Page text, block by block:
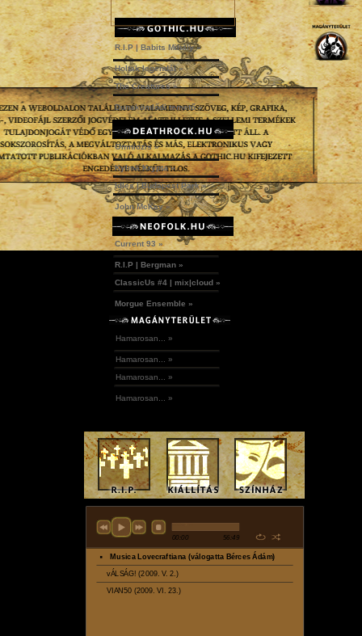
R.I.P | Babits Mihály »
Holtak legendái »
The Creatures »
Dunakömlődi temető »
Omniozis »
Kylmä Krypta »
Idles | Budapest Park »
John McKay »
Current 93 »
R.I.P | Bergman »
ClassicUs #4 | mix|cloud »
Morgue Ensemble »
Hamarosan... »
Hamarosan... »
Hamarosan... »
Hamarosan... »